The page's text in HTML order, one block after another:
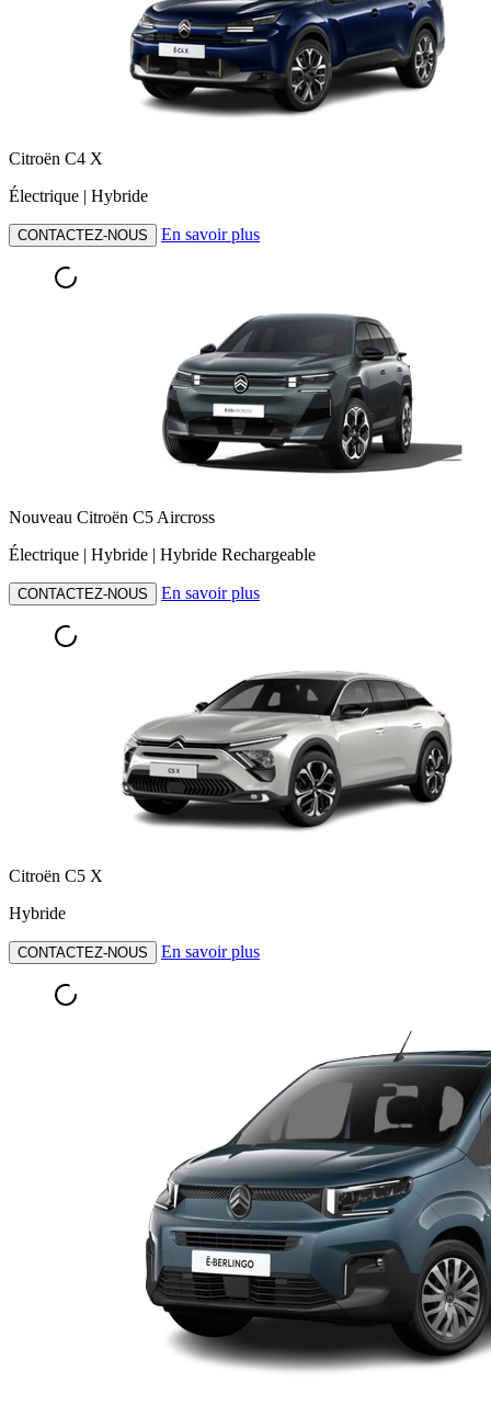
Citroën C4 X
Électrique | Hybride
CONTACTEZ-NOUS En savoir plus
Nouveau Citroën C5 Aircross
Électrique | Hybride | Hybride Rechargeable
CONTACTEZ-NOUS En savoir plus
Citroën C5 X
Hybride
CONTACTEZ-NOUS En savoir plus